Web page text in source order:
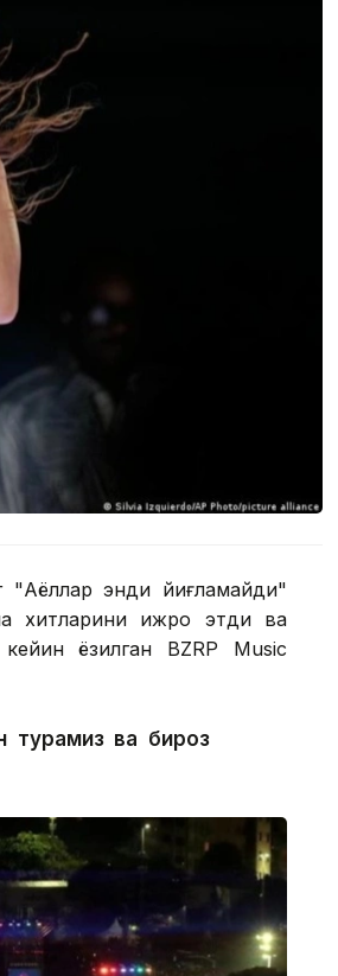
"Аёллар энди йиғламайди"
хитларини ижро этди ва
ёзилган BZRP Music
турамиз ва бироз